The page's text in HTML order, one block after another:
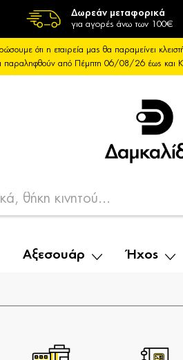
Δωρεάν μεταφορικά
για αγορές άνω των 100€
ότι η εταιρεία μας θα παραμείνει
παραληφθούν από Πέμπτη 06/08/26 έως
Αξεσουάρ Ήχος